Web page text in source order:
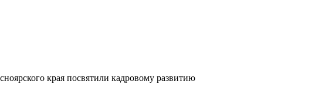
края посвятили кадровому развитию